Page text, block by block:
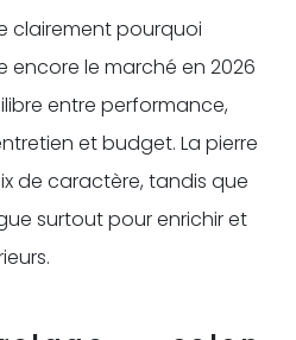
clairement pourquoi
encore le marché en 2026
entre performance,
et budget. La pierre
de caractère, tandis que
surtout pour enrichir et